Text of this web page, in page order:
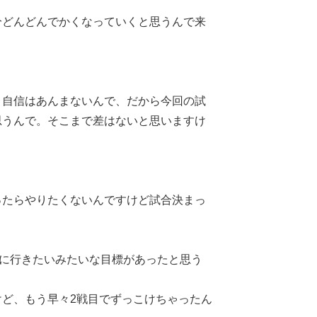
んどんでかくなっていくと思うんで来
信はあんまないんで、だから今回の試
んで。そこまで差はないと思いますけ
らやりたくないんですけど試合決まっ
行きたいみたいな目標があったと思う
、もう早々2戦目でずっこけちゃったん